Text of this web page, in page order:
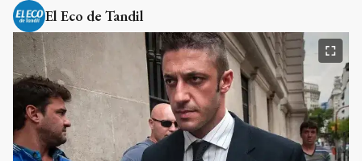
El Eco de Tandil